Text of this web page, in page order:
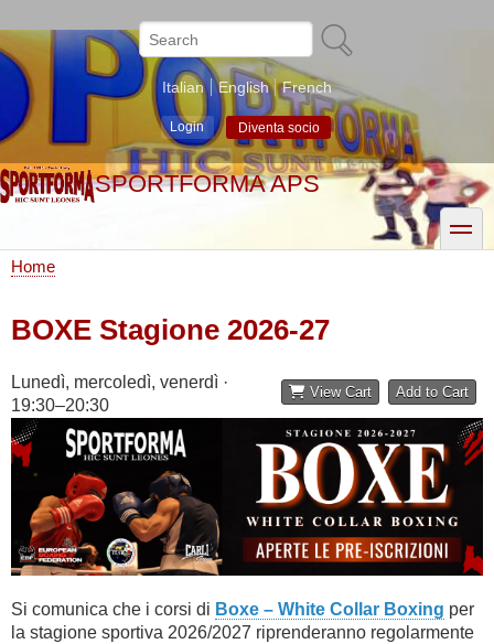
to
main
content
Search
Italian English French
Login Diventa socio
SPORTFORMA APS
toggle
Home
BOXE Stagione 2026-27
Add to Cart
View Cart
Lunedì, mercoledì, venerdì ·
19:30–20:30
Si comunica che i corsi di Boxe – White Collar Boxing per
la stagione sportiva 2026/2027 riprenderanno regolarmente